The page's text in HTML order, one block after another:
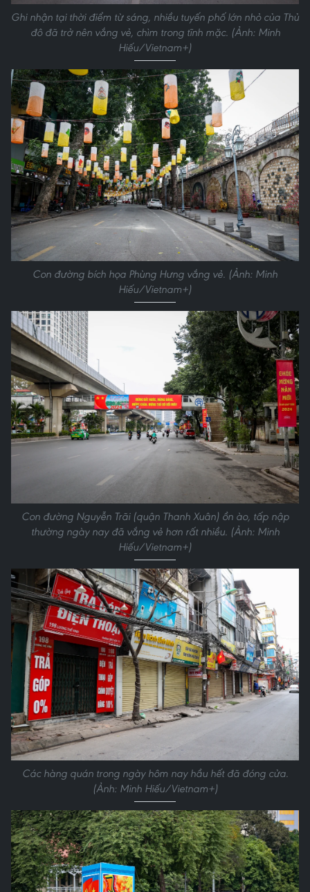
Ghi nhận tại thời điểm từ sáng, nhiều tuyến phố lớn nhỏ của Thủ
đô đã trở nên vắng vẻ, chìm trong tĩnh mặc. (Ảnh: Minh
Hiếu/Vietnam+)
Con đường bích họa Phùng Hưng vắng vẻ. (Ảnh: Minh
Hiếu/Vietnam+)
Con đường Nguyễn Trãi (quận Thanh Xuân) ồn ào, tấp nập
thường ngày nay đã vắng vẻ hơn rất nhiều. (Ảnh: Minh
Hiếu/Vietnam+)
Các hàng quán trong ngày hôm nay hầu hết đã đóng cửa.
(Ảnh: Minh Hiếu/Vietnam+)